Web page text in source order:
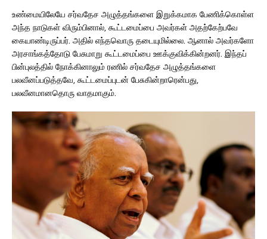
உண்மையிலேயே சர்வதேச அழுத்தங்களை இறுக்கமாக பேணிக்கொள்ள
அந்த நாடுகள் விரும்பினால், கூட்டமைப்பை அவர்கள் அதற்கேற்பவே
கையாண்டிருப்பர். அதில் எந்தவொரு தடையுமில்லை. ஆனால் அவர்களோ
அரசாங்கத்தோடு பேசுமாறு கூட்டமைப்பை ஊக்குவிக்கின்றனர். இந்தப்
பின்புலத்தில் நோக்கினாலும் ரணில் சர்வதேச அழுத்தங்களை
பலவீனப்படுத்தவே, கூட்டமைப்புடன் பேசுகின்றாரென்பது,
பலவீனமானதொரு வாதமாகும்.